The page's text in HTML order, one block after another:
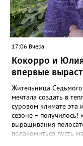
17:06 Вчера
Кокорро и
впервые
Жительница Седьмого
мечтала создать в
суровом климате эта
сезоне – получилось!
выращивания
полакомиться пусть